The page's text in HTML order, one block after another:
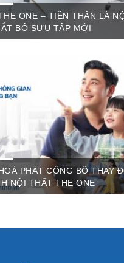
ONE – TIỀN THÂN LÀ
BỘ SƯU TẬP MỚI
Thơ Thông báo về việc thay
Ngày ...
PHÁT CÔNG BỐ THAY
NỘI THẤT THE ONE